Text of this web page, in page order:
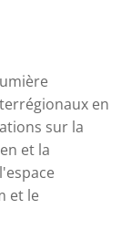
en
sur la
et la
et le